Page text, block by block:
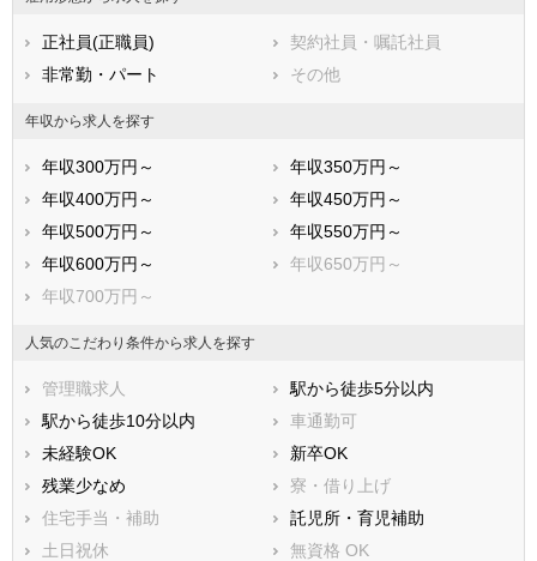
正社員(正職員)
契約社員・嘱託社員
非常勤・パート
その他
年収から求人を探す
年収300万円～
年収350万円～
年収400万円～
年収450万円～
年収500万円～
年収550万円～
年収600万円～
年収650万円～
年収700万円～
人気のこだわり条件から求人を探す
管理職求人
駅から徒歩5分以内
駅から徒歩10分以内
車通勤可
未経験OK
新卒OK
残業少なめ
寮・借り上げ
住宅手当・補助
託児所・育児補助
土日祝休
無資格 OK